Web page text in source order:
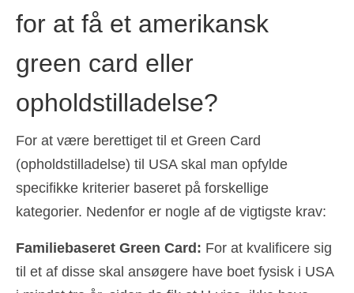
for at få et amerikansk
green card eller
opholdstilladelse?
For at være berettiget til et Green Card
(opholdstilladelse) til USA skal man opfylde
specifikke kriterier baseret på forskellige
kategorier. Nedenfor er nogle af de vigtigste krav:
Familiebaseret Green Card: For at kvalificere sig
til et af disse skal ansøgere have boet fysisk i USA